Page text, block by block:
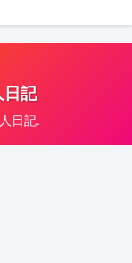
日記
日記.